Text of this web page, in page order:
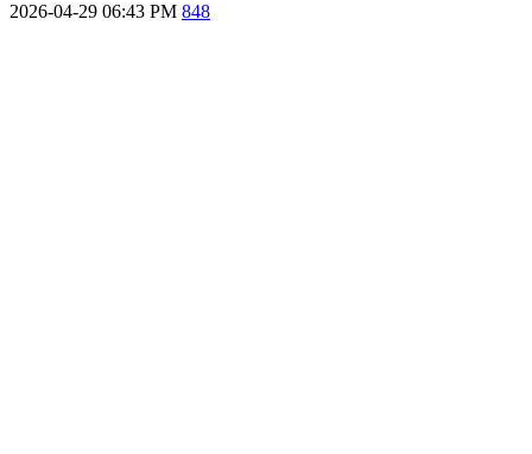
2026-04-29 06:43 PM 848